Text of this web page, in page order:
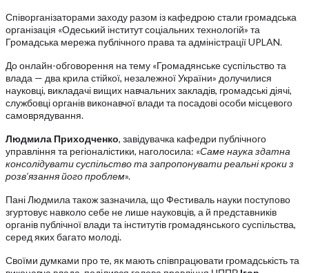
Співорганізаторами заходу разом із кафедрою стали громадська
організація «Одеський інститут соціальних технологій» та
Громадська мережа публічного права та адміністрації UPLAN.
До онлайн-обговорення на тему «Громадянське суспільство та
влада — два крила стійкої, незалежної України» долучилися
науковці, викладачі вищих навчальних закладів, громадські діячі,
службовці органів виконавчої влади та посадові особи місцевого
самоврядування.
Людмила Приходченко, завідувачка кафедри публічного
управління та регіоналістики, наголосила: «Саме наука здатна
консолідувати суспільство та запропонувати реальні кроки з
розв’язання його проблем».
Пані Людмила також зазначила, що Фестиваль науки поступово
згуртовує навколо себе не лише науковців, а й представників
органів публічної влади та інститутів громадянського суспільства,
серед яких багато молоді.
Своїми думками про те, як мають співпрацювати громадськість та